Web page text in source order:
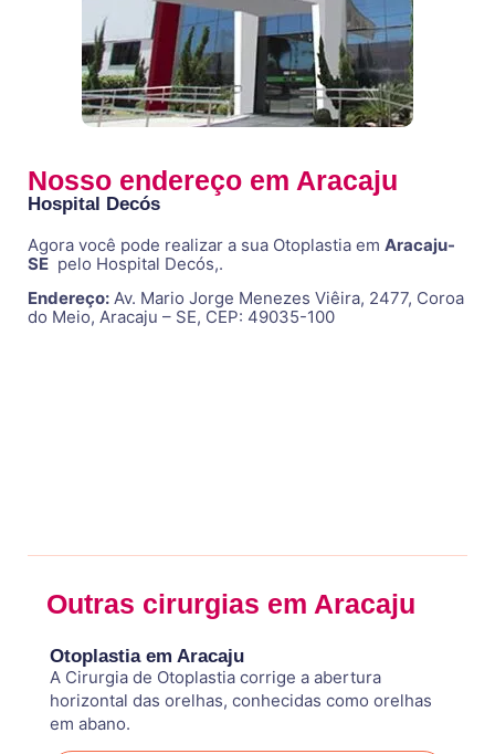
Nosso endereço em Aracaju
Hospital Decós
Agora você pode realizar a sua Otoplastia em Aracaju-
SE pelo Hospital Decós,.
Endereço: Av. Mario Jorge Menezes Viêira, 2477, Coroa
do Meio, Aracaju – SE, CEP: 49035-100
Outras cirurgias em Aracaju
Otoplastia em Aracaju
A Cirurgia de Otoplastia corrige a abertura
horizontal das orelhas, conhecidas como orelhas
em abano.